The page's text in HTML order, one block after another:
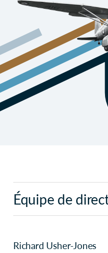
Équipe de
Richard Usher-Jones